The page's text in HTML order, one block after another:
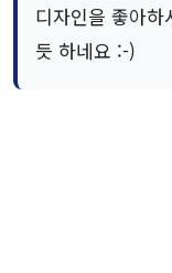
디자인을 좋아
듯 하네요 :-)